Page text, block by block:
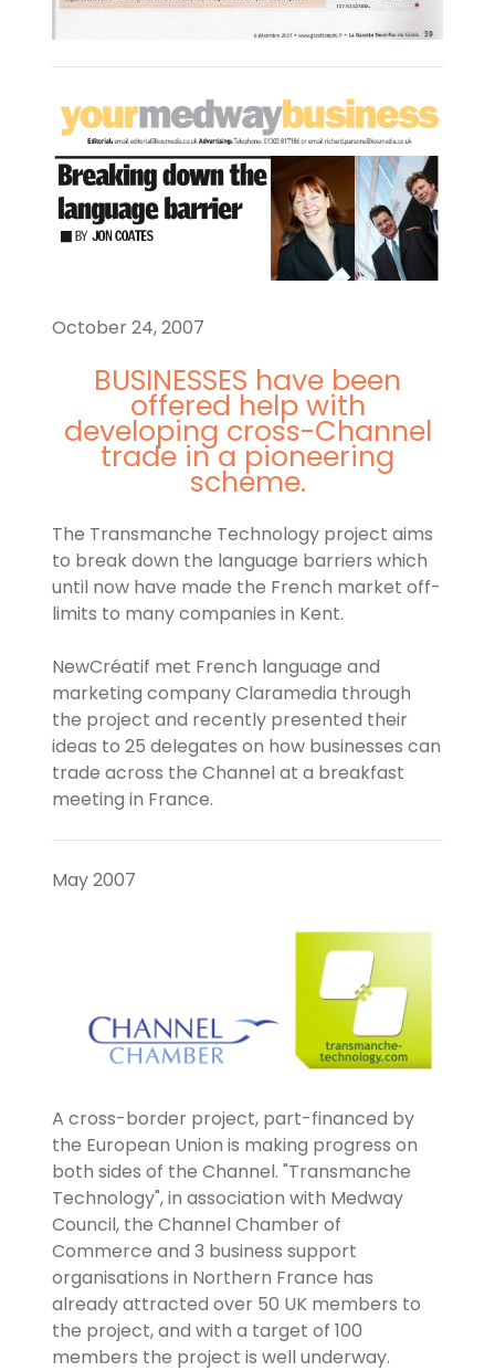
October 24, 2007
BUSINESSES have been
offered help with
developing cross-Channel
trade in a pioneering
scheme.
The Transmanche Technology project aims
to break down the language barriers which
until now have made the French market off-
limits to many companies in Kent.
NewCréatif met French language and
marketing company Claramedia through
the project and recently presented their
ideas to 25 delegates on how businesses can
trade across the Channel at a breakfast
meeting in France.
May 2007
A cross-border project, part-financed by
the European Union is making progress on
both sides of the Channel. "Transmanche
Technology", in association with Medway
Council, the Channel Chamber of
Commerce and 3 business support
organisations in Northern France has
already attracted over 50 UK members to
the project, and with a target of 100
members the project is well underway.